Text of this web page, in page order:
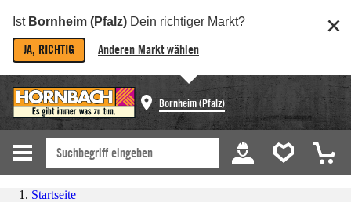
Ist Bornheim (Pfalz) Dein richtiger Markt?
JA, RICHTIG Anderen Markt wählen
Bornheim (Pfalz)
Startseite